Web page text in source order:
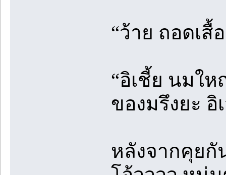
“ว้าย ถอดเสื้
“อิเชี้ย นมให
ของมรึงยะ อิ
หลังจากคุยกั